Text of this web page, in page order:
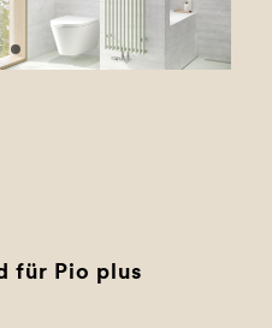
1
für Pio plus